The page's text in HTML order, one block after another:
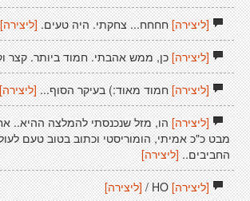
[ליצירה]חחחח... צחקתי. היה טעים. [ליצירה]
[ליצירה]כן, ממש אהבתי. חמוד ביותר. קצר
[ליצירה]חמוד מאוד:) בעיקר הסוף...[ליצירה]
[ליצירה]הו, מזל שנכנסתי להמלצה ההיא..
מבט כ"כ אמיתי, הומוריסטי וכתוב בטוב טעם
החביבים.. [ליצירה]
[ליצירה]HO / [ליצירה]